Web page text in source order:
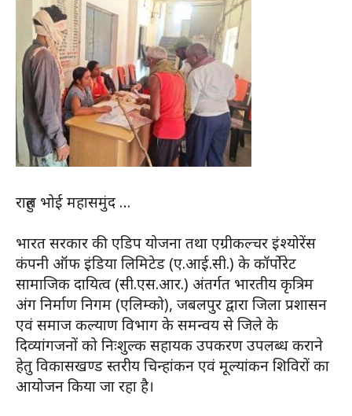
राहुल भोई महासमुंद …
भारत सरकार की एडिप योजना तथा एग्रीकल्चर इंश्योरेंस
कंपनी ऑफ इंडिया लिमिटेड (ए.आई.सी.) के कॉर्पोरेट
सामाजिक दायित्व (सी.एस.आर.) अंतर्गत भारतीय कृत्रिम
अंग निर्माण निगम (एलिम्को), जबलपुर द्वारा जिला प्रशासन
एवं समाज कल्याण विभाग के समन्वय से जिले के
दिव्यांगजनों को निःशुल्क सहायक उपकरण उपलब्ध कराने
हेतु विकासखण्ड स्तरीय चिन्हांकन एवं मूल्यांकन शिविरों का
आयोजन किया जा रहा है।